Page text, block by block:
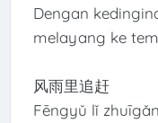
Dengan
melayang ke
风雨里追赶
Fēngyǔ lǐ zhuīgǎn